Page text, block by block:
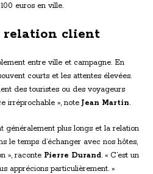
euros en ville.
relation client
entre ville et campagne. En
courts et les attentes élevées.
des touristes ou des voyageurs
irréprochable », note Jean Martin.
généralement plus longs et la relation
le temps d’échanger avec nos hôtes,
», raconte Pierre Durand. « C’est un
apprécions particulièrement. »